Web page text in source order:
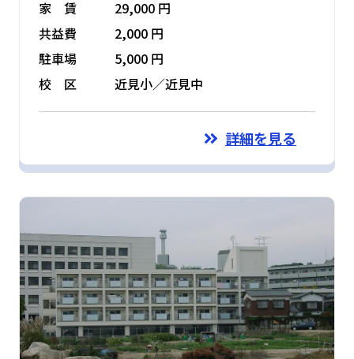
家 賃
29,000 円
共益費
2,000 円
駐車場
5,000 円
校 区
近見小／近見中
詳細を見る